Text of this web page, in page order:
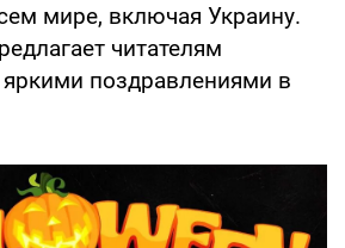
мире, включая Украину.
читателям
поздравлениями в